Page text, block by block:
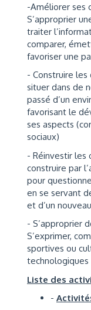
-Améliorer ses
S’approprier
traiter
comparer,
favoriser une
- Construire les
situer dans de
passé d’un
favorisant le
ses aspects
sociaux)
- Réinvestir les
construire par
pour
en se servant
et d’un
- S’approprier
S’exprimer,
sportives ou
technologiques
Liste des
-